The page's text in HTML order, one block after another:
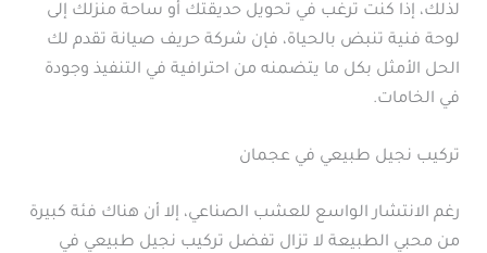
لذلك، إذا كنت ترغب في تحويل حديقتك أو ساحة منزلك إلى
لوحة فنية تنبض بالحياة، فإن شركة حريف صيانة تقدم لك
الحل الأمثل بكل ما يتضمنه من احترافية في التنفيذ وجودة
في الخامات.
تركيب نجيل طبيعي في عجمان
رغم الانتشار الواسع للعشب الصناعي، إلا أن هناك فئة كبيرة
من محبي الطبيعة لا تزال تفضل تركيب نجيل طبيعي في